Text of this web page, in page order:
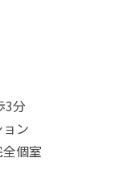
3分
ン
個室